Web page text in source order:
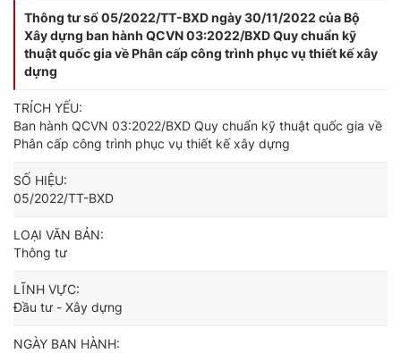
Thông tư số 05/2022/TT-BXD ngày 30/11/2022 của Bộ
Xây dựng ban hành QCVN 03:2022/BXD Quy chuẩn kỹ
thuật quốc gia về Phân cấp công trình phục vụ thiết kế xây
dựng
TRÍCH YẾU:
Ban hành QCVN 03:2022/BXD Quy chuẩn kỹ thuật quốc gia về
Phân cấp công trình phục vụ thiết kế xây dựng
SỐ HIỆU:
05/2022/TT-BXD
LOẠI VĂN BẢN:
Thông tư
LĨNH VỰC:
Đầu tư - Xây dựng
NGÀY BAN HÀNH: